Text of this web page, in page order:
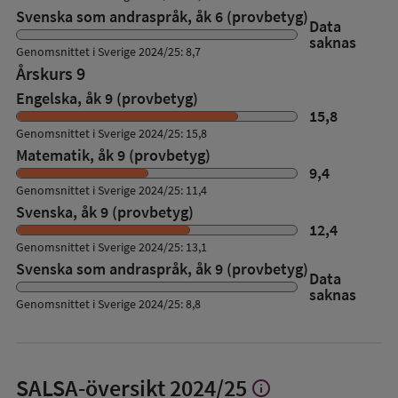
Svenska som andraspråk, åk 6 (provbetyg)Data
saknas
Genomsnittet i Sverige 2024/25: 8,7
Årskurs 9
Engelska, åk 9 (provbetyg)
15,8
Genomsnittet i Sverige 2024/25: 15,8
Matematik, åk 9 (provbetyg)
9,4
Genomsnittet i Sverige 2024/25: 11,4
Svenska, åk 9 (provbetyg)
12,4
Genomsnittet i Sverige 2024/25: 13,1
Svenska som andraspråk, åk 9 (provbetyg)Data
saknas
Genomsnittet i Sverige 2024/25: 8,8
SALSA-översikt2024/25 Visa
info